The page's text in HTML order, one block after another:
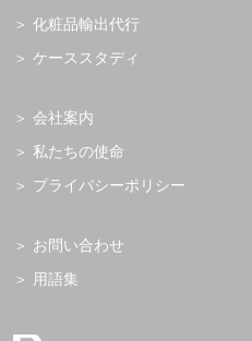
化粧品輸出代行
ケーススタディ
会社案内
私たちの使命
プライバシーポリシー
お問い合わせ
用語集